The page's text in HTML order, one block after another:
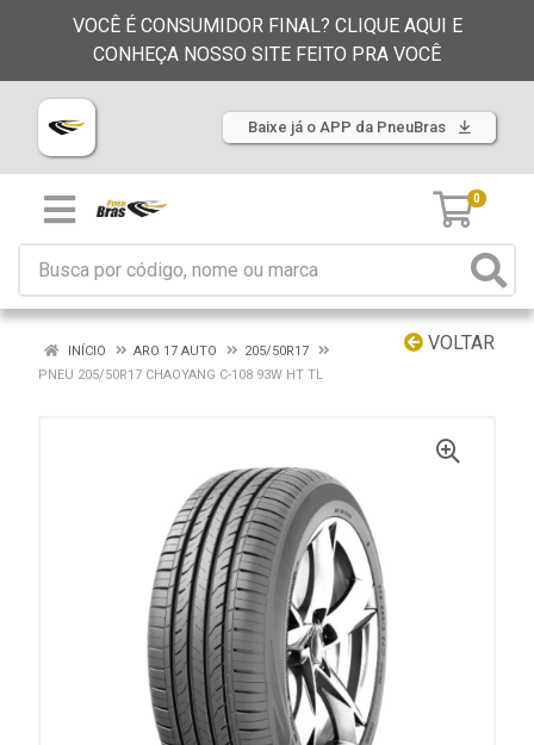
VOCÊ É CONSUMIDOR FINAL? CLIQUE AQUI E
CONHEÇA NOSSO SITE FEITO PRA VOCÊ
Baixe já o APP da PneuBras
0
VOLTAR
INÍCIO ARO 17 AUTO
205/50R17
PNEU 205/50R17 CHAOYANG C-108 93W HT TL